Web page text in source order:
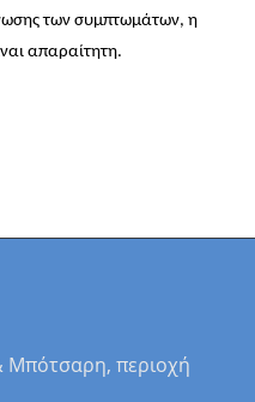
των συμπτωμάτων, η
απαραίτητη.
Μπότσαρη, περιοχή